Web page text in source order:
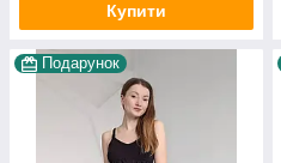
Купити
Подарунок